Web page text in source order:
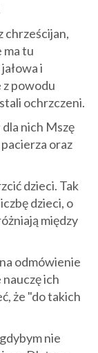
chrześcijan,
ma tu
i
powodu
ochrzczeni.
nich Mszę
oraz
dzieci. Tak
dzieci, o
między
odmówienie
ich
że "do takich
nie